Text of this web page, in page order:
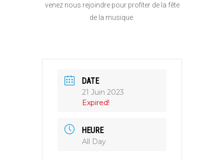
venez nous rejoindre pour profiter de la fête
de la musique.
DATE
21 Juin 2023
Expired!
HEURE
All Day